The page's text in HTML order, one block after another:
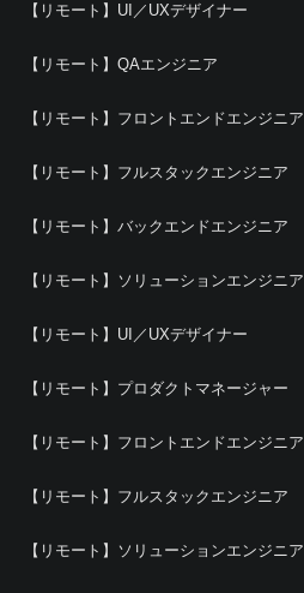
【リモート】UI／UXデザイナー
【リモート】QAエンジニア
【リモート】フロントエンドエンジニア
【リモート】フルスタックエンジニア
【リモート】バックエンドエンジニア
【リモート】ソリューションエンジニア
【リモート】UI／UXデザイナー
【リモート】プロダクトマネージャー
【リモート】フロントエンドエンジニア
【リモート】フルスタックエンジニア
【リモート】ソリューションエンジニア